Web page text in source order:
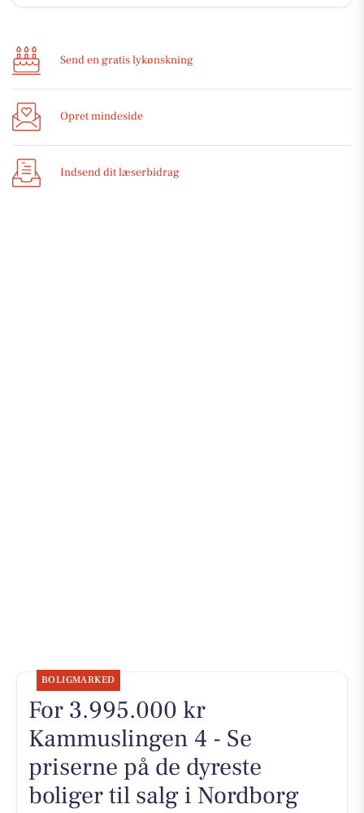
Send en gratis lykønskning
Opret mindeside
Indsend dit læserbidrag
BOLIGMARKED
For 3.995.000 kr
Kammuslingen 4 - Se
priserne på de dyreste
boliger til salg i Nordborg